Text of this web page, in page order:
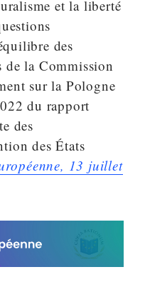
et la liberté
des
la Commission
sur la Pologne
du rapport
des
des États
13 juillet